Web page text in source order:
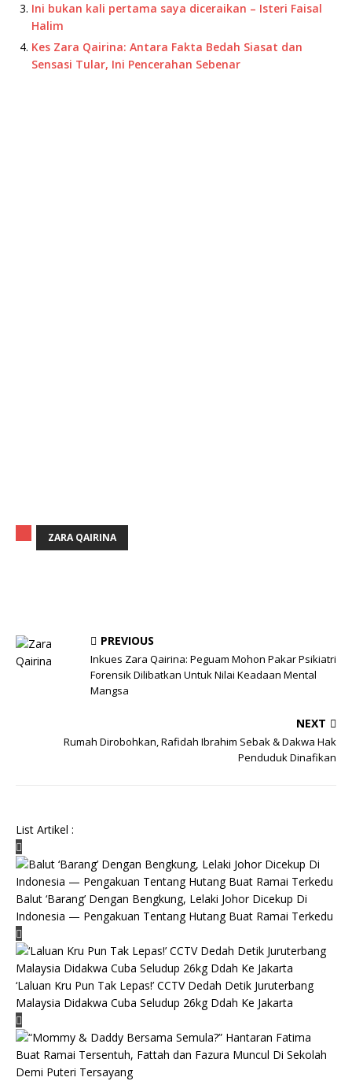
Ini bukan kali pertama saya diceraikan – Isteri Faisal
Halim
Kes Zara Qairina: Antara Fakta Bedah Siasat dan
Sensasi Tular, Ini Pencerahan Sebenar
ZARA QAIRINA
PREVIOUS
Inkues Zara Qairina: Peguam Mohon Pakar Psikiatri
Forensik Dilibatkan Untuk Nilai Keadaan Mental
Mangsa
NEXT
Rumah Dirobohkan, Rafidah Ibrahim Sebak & Dakwa Hak
Penduduk Dinafikan
List Artikel :
Balut ‘Barang’ Dengan Bengkung, Lelaki Johor Dicekup Di
Indonesia — Pengakuan Tentang Hutang Buat Ramai Terkedu
‘Laluan Kru Pun Tak Lepas!’ CCTV Dedah Detik Juruterbang
Malaysia Didakwa Cuba Seludup 26kg Ddah Ke Jakarta